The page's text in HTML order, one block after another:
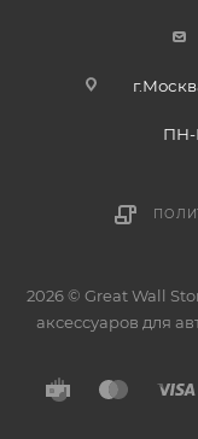
ПН-
2026 © Great Wall
аксессуаров для